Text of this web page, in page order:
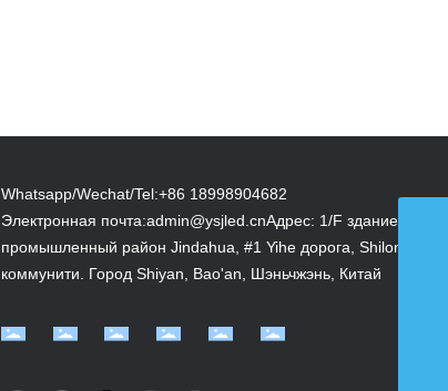
Whatsapp/Wechat/Tel:+86 18998904682
Электронная почта:admin@ysjled.cnАдрес: 1/F здание 1
промышленный район Jindahua, #1 Yihe дорога, Shilong
коммунити. Город Shiyan, Bao'an, Шэньчжэнь, Китай
admin@ysjled.cn